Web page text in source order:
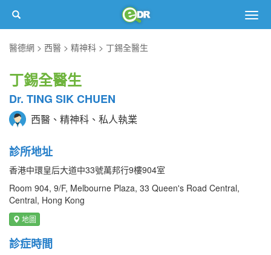
醫德網
西醫 精神科 丁錫全醫生
丁錫全醫生
Dr. TING SIK CHUEN
西醫、精神科、私人執業
診所地址
香港中環皇后大道中33號萬邦行9樓904室
Room 904, 9/F, Melbourne Plaza, 33 Queen's Road Central,
Central, Hong Kong
地圖
診症時間